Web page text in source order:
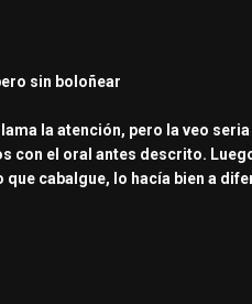
sin boloñear
la atención, pero la veo
con el oral antes descrito.
cabalgue, lo hacía bien a